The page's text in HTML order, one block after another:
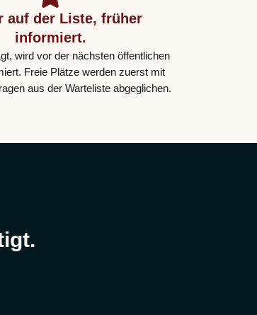
auf der Liste, früher
informiert.
wird vor der nächsten öffentlichen
Freie Plätze werden zuerst mit
aus der Warteliste abgeglichen.